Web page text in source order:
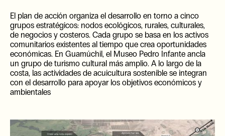
El plan de acción organiza el desarrollo en torno a cinco
grupos estratégicos: nodos ecológicos, rurales, culturales,
de negocios y costeros. Cada grupo se basa en los activos
comunitarios existentes al tiempo que crea oportunidades
económicas. En Guamúchil, el Museo Pedro Infante ancla
un grupo de turismo cultural más amplio. A lo largo de la
costa, las actividades de acuicultura sostenible se integran
con el desarrollo para apoyar los objetivos económicos y
ambientales